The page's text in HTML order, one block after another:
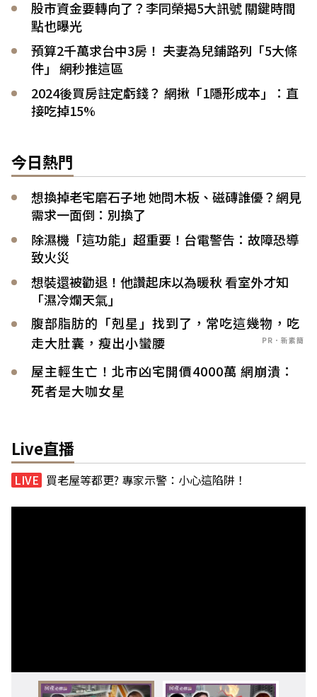
股市資金要轉向了？李同榮揭5大訊號 關鍵時間
點也曝光
預算2千萬求台中3房！ 夫妻為兒鋪路列「5大條
件」 網秒推這區
2024後買房註定虧錢？ 網揪「1隱形成本」：直
接吃掉15%
今日熱門
想換掉老宅磨石子地 她問木板、磁磚誰優？網見
需求一面倒：別換了
除濕機「這功能」超重要！台電警告：故障恐導
致火災
想裝還被勸退！他讚起床以為暖秋 看室外才知
「濕冷爛天氣」
腹部脂肪的「剋星」找到了，常吃這幾物，吃
走大肚囊，瘦出小蠻腰
PR．新素簡
屋主輕生亡！北市凶宅開價4000萬 網崩潰：
死者是大咖女星
Live直播
買老屋等都更? 專家示警：小心這陷阱！